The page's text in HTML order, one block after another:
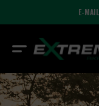
E-MAIL